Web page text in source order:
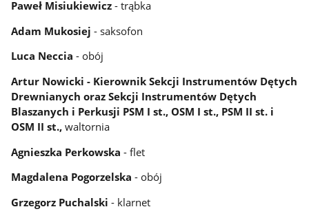
Paweł Misiukiewicz - trąbka
Adam Mukosiej - saksofon
Luca Neccia - obój
Artur Nowicki - Kierownik Sekcji Instrumentów Dętych
Drewnianych oraz Sekcji Instrumentów Dętych
Blaszanych i Perkusji PSM I st., OSM I st., PSM II st. i
OSM II st.,waltornia
Agnieszka Perkowska - flet
Magdalena Pogorzelska - obój
Grzegorz Puchalski - klarnet